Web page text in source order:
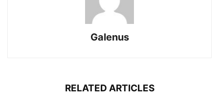
Galenus
RELATED ARTICLES